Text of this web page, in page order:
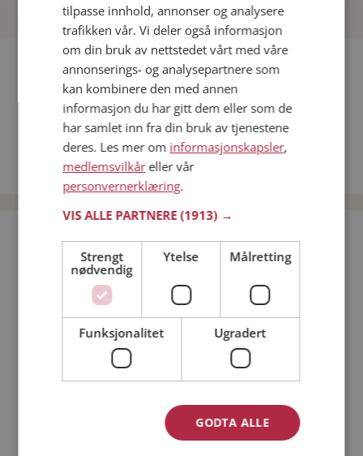
Fler single
Flere singlemenn fra Gjesdal:Varpino ,Geggi24, benjac
Kvinner fra Gjesdal
Date kvinner i Norge
Date menn i Norge
Bli medlem gratis!
Jeg er en: Mann Kvinne
Min alder:
tilpasse innhold, annonser og analysere
trafikken vår. Vi deler også informasjon
om din bruk av nettstedet vårt med våre
annonserings- og analysepartnere som
kan kombinere den med annen
informasjon du har gitt dem eller som de
har samlet inn fra din bruk av tjenestene
deres. Les mer om informasjonskapsler,
medlemsvilkåreller vår
personvernerklæring.
VIS ALLE PARTNERE(1913) →
Strengt
nødvendig
Ytelse Målretting
Funksjonalitet Ugradert
GODTA ALLE